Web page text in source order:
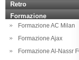
Retro
Formazione
Formazione AC Milan
Formazione Ajax
Formazione Al-Nassr